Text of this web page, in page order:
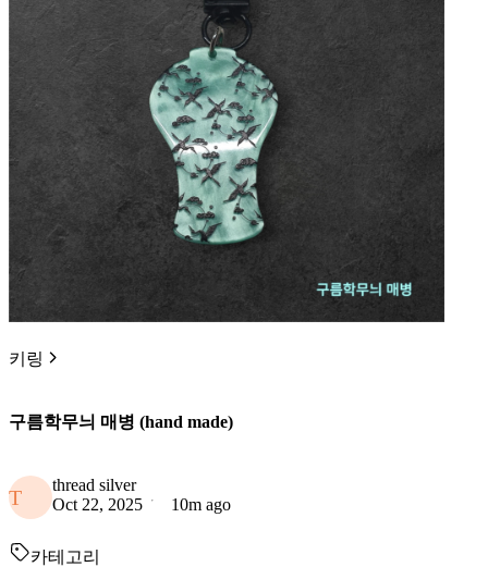
키링
구름학무늬 매병 (hand made)
T
thread silver
Oct 22, 2025
10m ago
카테고리